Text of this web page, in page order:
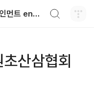
와일드진생WG엔터테인먼트 entertainment
산삼협회